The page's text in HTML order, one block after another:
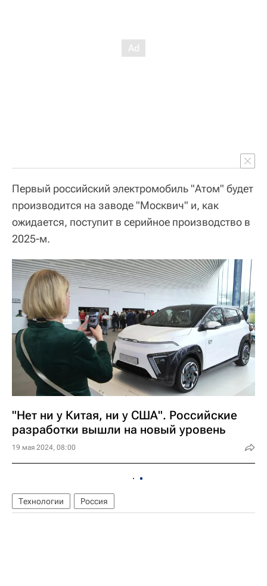
Первый российский электромобиль "Атом" будет
производится на заводе "Москвич" и, как
ожидается, поступит в серийное производство в
2025-м.
"Нет ни у Китая, ни у США". Российские
разработки вышли на новый уровень
19 мая 2024, 08:00
Технологии Россия